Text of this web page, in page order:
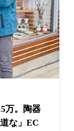
万。陶器
な」EC